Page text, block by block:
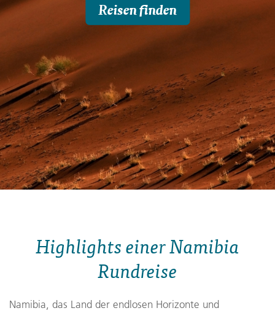
Reisen finden
Highlights einer Namibia
Rundreise
Namibia, das Land der endlosen Horizonte und